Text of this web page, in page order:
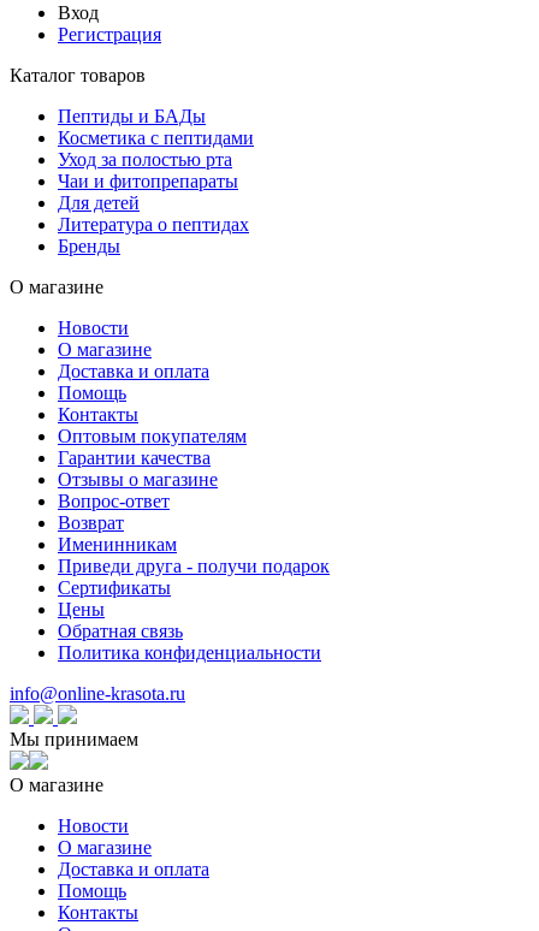
Вход
Регистрация
Каталог товаров
Пептиды и БАДы
Косметика с пептидами
Уход за полостью рта
Чаи и фитопрепараты
Для детей
Литература о пептидах
Бренды
О магазине
Новости
О магазине
Доставка и оплата
Помощь
Контакты
Оптовым покупателям
Гарантии качества
Отзывы о магазине
Вопрос-ответ
Возврат
Именинникам
Приведи друга - получи подарок
Сертификаты
Цены
Обратная связь
Политика конфиденциальности
info@online-krasota.ru
Мы принимаем
О магазине
Новости
О магазине
Доставка и оплата
Помощь
Контакты